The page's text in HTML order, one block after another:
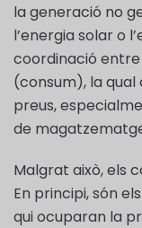
la generació no
l’energia solar o
coordinació
(consum), la
preus,
de
Malgrat això, els
En principi, són
qui ocuparan la